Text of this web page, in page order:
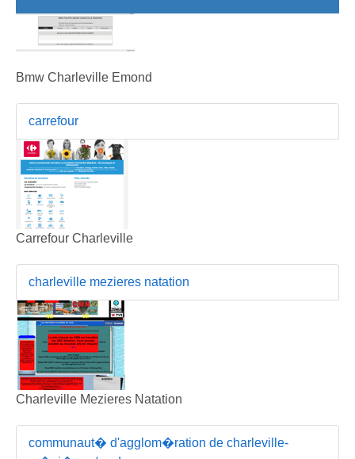
Bmw Charleville Emond
carrefour
Carrefour Charleville
charleville mezieres natation
Charleville Mezieres Natation
communaut� d'agglom�ration de charleville-